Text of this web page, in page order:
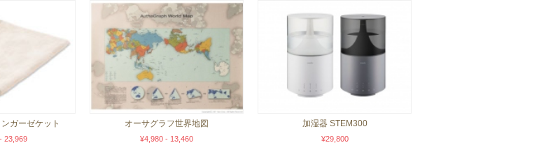
ガーゼケット
23,969
オーサグラフ世界地図
¥4,980 - 13,460
加湿器 STEM300
¥29,800